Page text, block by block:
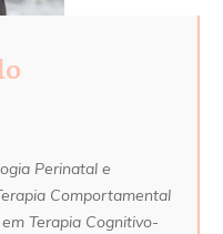
Perinatal e
Comportamental
Terapia Cognitivo-